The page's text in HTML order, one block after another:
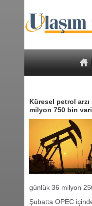
Küresel petrol
milyon 750 bin
günlük 36 milyon
Şubatta OPEC